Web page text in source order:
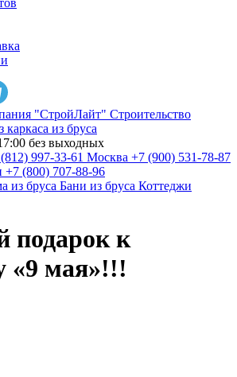
Строительство
из бруса
без выходных
997-33-61 Москва +7 (900) 531-78-87
+7 (800) 707-88-96
из бруса Бани из бруса Коттеджи
подарок к
«9 мая»!!!